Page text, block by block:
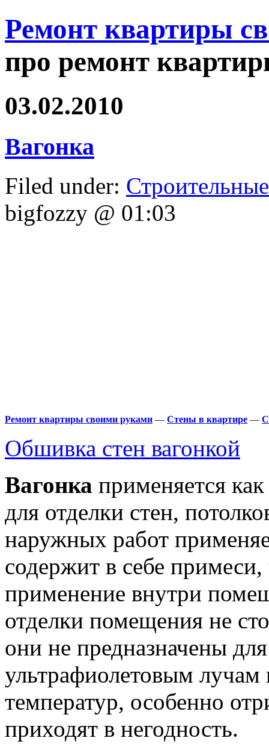
Ремонт квартиры
про ремонт
03.02.2010
Вагонка
Filed under:
bigfozzy @ 01:03
Ремонт квартиры своими руками — Стены в квартире —
Обшивка стен вагонкой
Вагонка применяется
для отделки стен,
наружных работ
содержит в себе
применение внутри
отделки помещения не
они не предназначены
ультрафиолетовым
температур, особенно
приходят в негодность.